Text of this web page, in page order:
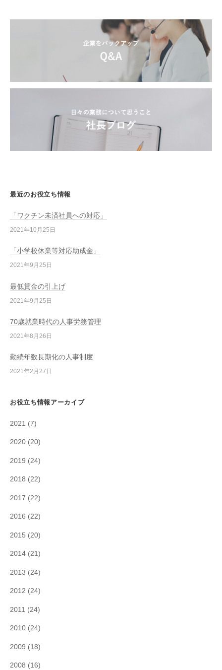
最近のお役立ち情報
「ワクチン未済社員への対応」
2021年10月25日
「小学校休業等対応助成金」
2021年9月25日
最低賃金の引上げ
2021年9月25日
70歳就業時代の人事労務管理
2021年8月26日
勤続年数長期化の人事制度
2021年2月27日
お役立ち情報アーカイブ
2021 (7)
2020 (20)
2019 (24)
2018 (22)
2017 (22)
2016 (22)
2015 (20)
2014 (21)
2013 (24)
2012 (24)
2011 (24)
2010 (24)
2009 (18)
2008 (16)